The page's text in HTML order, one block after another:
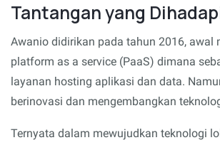
Tantangan yang
Awanio didirikan pada tahun 2016, awal
platform as a service (PaaS) dimana
layanan hosting aplikasi dan data.
berinovasi dan mengembangkan
Ternyata dalam mewujudkan teknologi